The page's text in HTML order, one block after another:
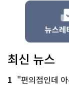
최신 뉴스
1 "편의점인데 아무